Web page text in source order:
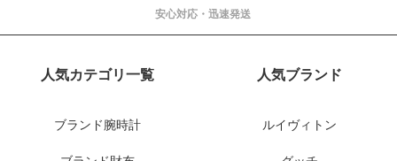
安心対応・迅速発送
人気カテゴリ一覧
ブランド腕時計
人気ブランド
ルイヴィトン